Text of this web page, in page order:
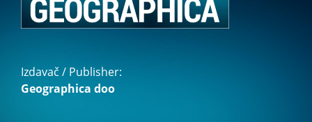
Izdavač / Publisher:
Geographica doo